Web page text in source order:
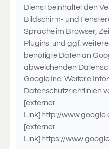
Dienst beinhaltet den
Bildschirm- und
Sprache im Browser,
Plugins und ggf.
benötigte Daten an
abweichenden
Google Inc. Weitere
Datenschutzrichtlinien
[externer
Link] http://
[externer
Link] https://